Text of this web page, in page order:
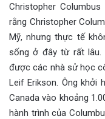
Christopher
rằng Christopher
Mỹ, nhưng thực tế
sống ở đây từ rất lâu.
được các nhà sử học
Leif Erikson. Ông khởi
Canada vào khoảng
hành trình của